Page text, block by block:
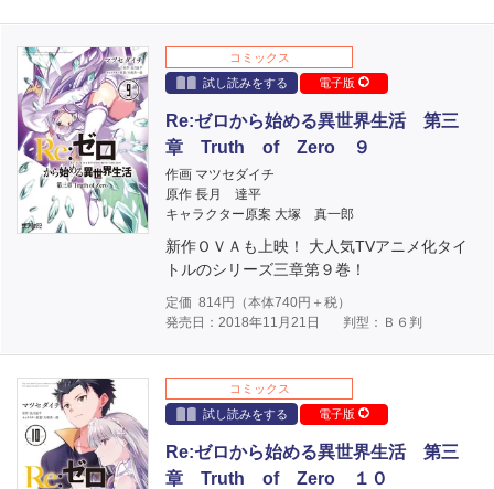
コミックス
試し読みをする
電子版
Re:ゼロから始める異世界生活 第三
章 Truth of Zero ９
作画 マツセダイチ
原作 長月 達平
キャラクター原案 大塚 真一郎
新作ＯＶＡも上映！ 大人気TVアニメ化タイ
トルのシリーズ三章第９巻！
定価 814円（本体740円＋税）
発売日：2018年11月21日
判型：Ｂ６判
コミックス
試し読みをする
電子版
Re:ゼロから始める異世界生活 第三
章 Truth of Zero １０